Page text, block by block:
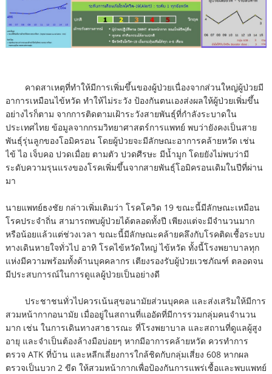
คาดสาเหตุที่ทำให้มีการเพิ่มขึ้นของผู้ป่วยเนื่องจากส่วนใหญ่ผู้ป่วยมี
อาการเหมือนไข้หวัด ทำให้ไม่ระวัง ป้องกันตนเองส่งผลให้ผู้ป่วยเพิ่มขึ้น
อย่างไรก็ตาม จากการติดตามเฝ้าระวังสายพันธุ์ที่กำลังระบาดใน
ประเทศไทย ข้อมูลจากกรมวิทยาศาสตร์การแพทย์ พบว่ายังคงเป็นสาย
พันธุ์รุ่นลูกของโอมิครอน โดยผู้ป่วยจะมีลักษณะอาการคล้ายหวัด เช่น
ไข้ ไอ เจ็บคอ ปวดเมื่อย ตามตัว ปวดศีรษะ มีน้ำมูก โดยยังไม่พบว่ามี
ระดับความรุนแรงของโรคเพิ่มขึ้นจากสายพันธุ์โอมิครอนเดิมในปีที่ผ่าน
มา
นายแพทย์ธงชัย กล่าวเพิ่มเติมว่า โรคโควิด 19 ขณะนี้มีลักษณะเหมือน
โรคประจำถิ่น สามารถพบผู้ป่วยได้ตลอดทั้งปี เพียงแต่จะมีจำนวนมาก
หรือน้อยแล้วแต่ช่วงเวลา ขณะนี้มีลักษณะคล้ายคลึงกับโรคติดเชื้อระบบ
ทางเดินหายใจทั่วไป อาทิ โรคไข้หวัดใหญ่ ไข้หวัด ทั้งนี้โรงพยาบาลทุก
แห่งมีความพร้อมทั้งด้านบุคคลากร เตียงรองรับผู้ป่วยเวชภัณฑ์ ตลอดจน
มีประสบการณ์ในการดูแลผู้ป่วยเป็นอย่างดี
ประชาชนทั่วไปควรเน้นสุขอนามัยส่วนบุคคล และส่งเสริมให้มีการ
สวมหน้ากากอนามัย เมื่ออยู่ในสถานที่แออัดที่มีการรวมกลุ่มคนจำนวน
มาก เช่น ในการเดินทางสาธารณะ ที่โรงพยาบาล และสถานที่ดูแลผู้สูง
อายุ และจำเป็นต้องล้างมือบ่อยๆ หากมีอาการคล้ายหวัด ควรทำการ
ตรวจ ATK ที่บ้าน และหลีกเลี่ยงการใกล้ชิดกับกลุ่มเสี่ยง 608 หากผล
ตรวจเป็นบวก 2 ขีด ให้สวมหน้ากากเพื่อป้องกันการแพร่เชื้อและพบแพทย์